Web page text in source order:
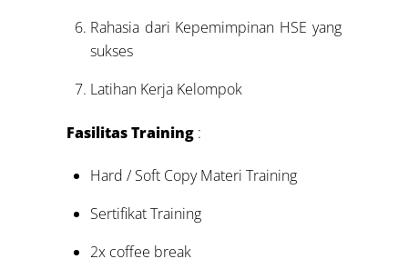
Rahasia dari Kepemimpinan HSE yang
sukses
Latihan Kerja Kelompok
Fasilitas Training :
Hard / Soft Copy Materi Training
Sertifikat Training
2x coffee break